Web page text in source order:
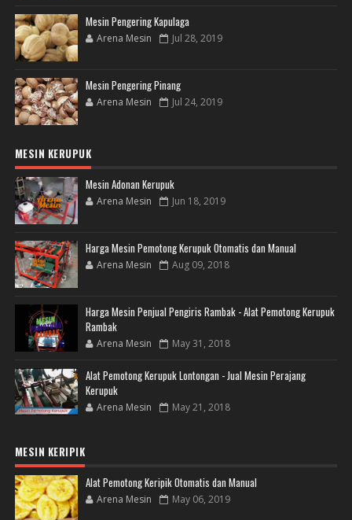
Mesin Pengering Kapulaga
Arena Mesin Jul 28, 2019
Mesin Pengering Pinang
Arena Mesin Jul 24, 2019
MESIN KERUPUK
Mesin Adonan Kerupuk
Arena Mesin Jun 18, 2019
Harga Mesin Pemotong Kerupuk Otomatis dan Manual
Arena Mesin Aug 09, 2018
Harga Mesin Penjual Pengiris Rambak - Alat Pemotong Kerupuk
Rambak
Arena Mesin May 31, 2018
Alat Pemotong Kerupuk Lontongan - Jual Mesin Perajang
Kerupuk
Arena Mesin May 21, 2018
MESIN KERIPIK
Alat Pemotong Keripik Otomatis dan Manual
Arena Mesin May 06, 2019